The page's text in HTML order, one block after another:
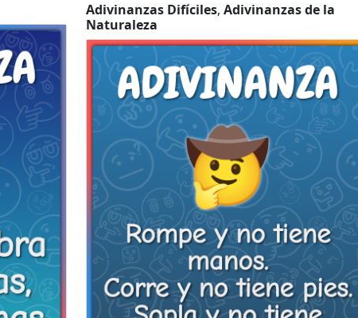
Adivinanzas Difíciles, Adivinanzas de la
Naturaleza